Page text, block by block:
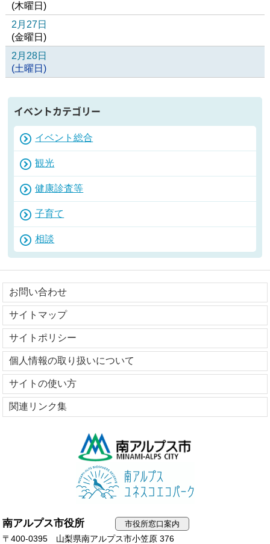
(木曜日 )
2月27日
(金曜日 )
2月28日
(土曜日 )
イベントカテゴリー
イベント総合
観光
健康診査等
子育て
相談
お問い合わせ
サイトマップ
サイトポリシー
個人情報の取り扱いについて
サイトの使い方
関連リンク集
南アルプス市役所 市役所窓口案内
〒400-0395 山梨県南アルプス市小笠原 376